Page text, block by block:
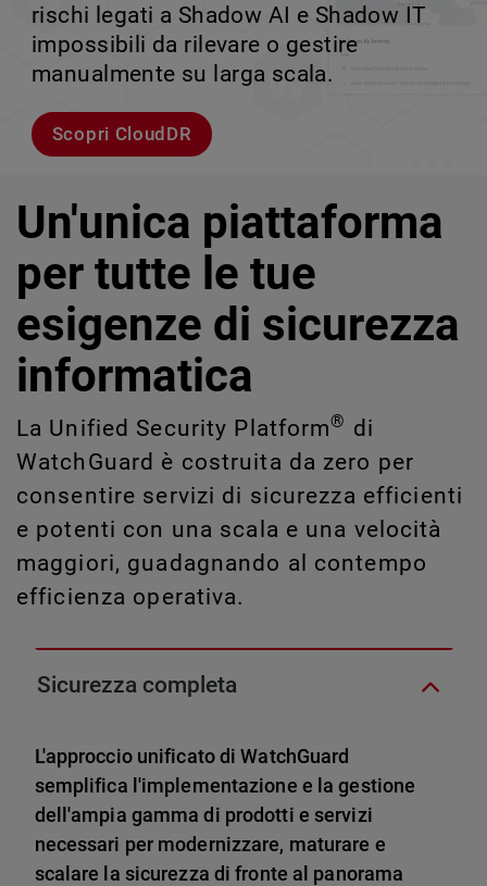
velocità.
Esplora i modelli
rischi legati a Shadow AI e Shadow IT
impossibili da rilevare o gestire
manualmente su larga scala.
Scopri CloudDR
tuo team può crescere senza perdere il
controllo.
scalabile.
Scopri WatchGuard EDR
Un'unica piattaforma
per tutte le tue
esigenze di sicurezza
informatica
La Unified Security Platform® di
WatchGuard è costruita da zero per
consentire servizi di sicurezza efficienti
e potenti con una scala e una velocità
maggiori, guadagnando al contempo
efficienza operativa.
Sicurezza completa
L'approccio unificato di WatchGuard
semplifica l'implementazione e la gestione
dell'ampia gamma di prodotti e servizi
necessari per modernizzare, maturare e
scalare la sicurezza di fronte al panorama